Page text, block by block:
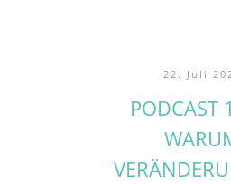
22. Juli
PODCAST